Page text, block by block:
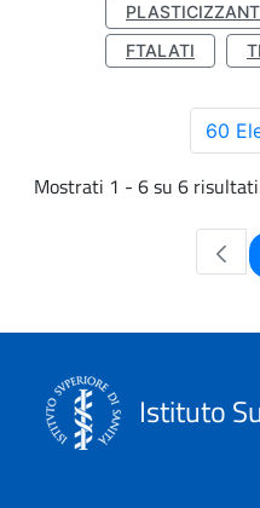
FTALATI
60
Mostrati 1 - 6 su 6
Istituto